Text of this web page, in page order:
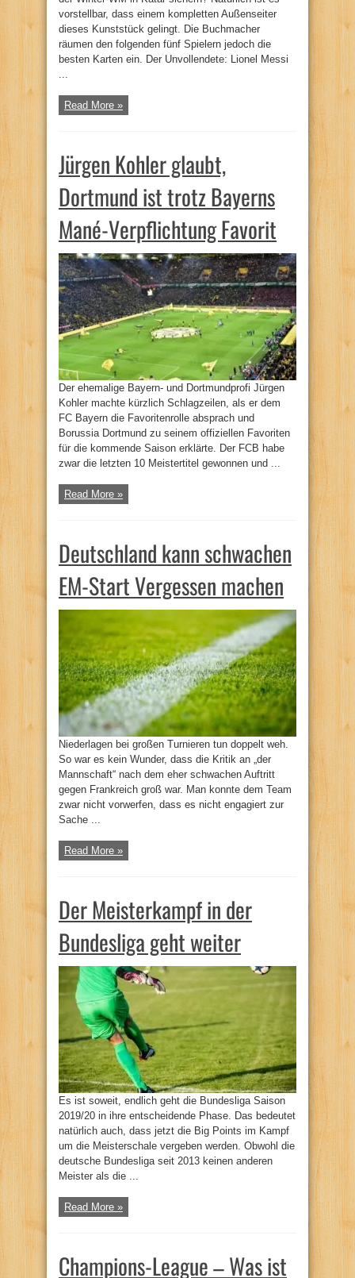
vorstellbar, dass einem kompletten Außenseiter
dieses Kunststück gelingt. Die Buchmacher
räumen den folgenden fünf Spielern jedoch die
besten Karten ein. Der Unvollendete: Lionel Messi
Read More »
Jürgen Kohler glaubt,
Dortmund ist trotz Bayerns
Mané-Verpflichtung Favorit
Der ehemalige Bayern- und Dortmundprofi Jürgen
Kohler machte kürzlich Schlagzeilen, als er dem
FC Bayern die Favoritenrolle absprach und
Borussia Dortmund zu seinem offiziellen Favoriten
für die kommende Saison erklärte. Der FCB habe
zwar die letzten 10 Meistertitel gewonnen und ...
Read More »
Deutschland kann schwachen
EM-Start Vergessen machen
Niederlagen bei großen Turnieren tun doppelt weh.
So war es kein Wunder, dass die Kritik an „der
Mannschaft“ nach dem eher schwachen Auftritt
gegen Frankreich groß war. Man konnte dem Team
zwar nicht vorwerfen, dass es nicht engagiert zur
Sache ...
Read More »
Der Meisterkampf in der
Bundesliga geht weiter
Es ist soweit, endlich geht die Bundesliga Saison
2019/20 in ihre entscheidende Phase. Das bedeutet
natürlich auch, dass jetzt die Big Points im Kampf
um die Meisterschale vergeben werden. Obwohl die
deutsche Bundesliga seit 2013 keinen anderen
Meister als die ...
Read More »
Champions-League – Was ist